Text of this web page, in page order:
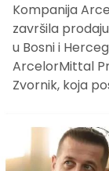
Kompanija
završila
u Bosni i
ArcelorMittal
Zvornik, koja